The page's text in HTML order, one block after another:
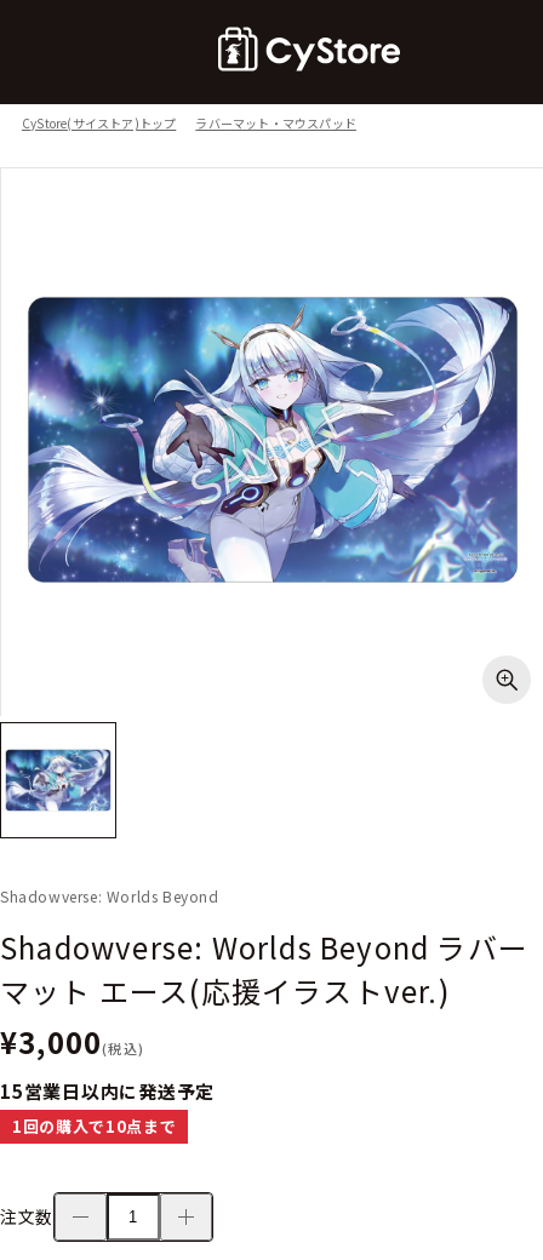
CyStore(サイストア)トップ ラバーマット・マウスパッド
Shadowverse: Worlds Beyond
Shadowverse: Worlds Beyond ラバー
マット エース(応援イラストver.)
¥3,000(税込)
15営業日以内に発送予定
1回の購入で10点まで
注文数